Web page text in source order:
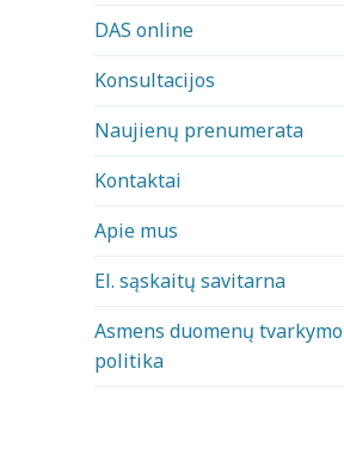
DAS online
Konsultacijos
Naujienų prenumerata
Kontaktai
Apie mus
El. sąskaitų savitarna
Asmens duomenų tvarkymo
politika